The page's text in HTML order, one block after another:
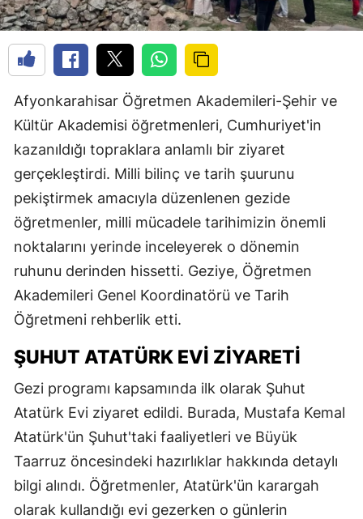
Afyonkarahisar Öğretmen Akademileri-Şehir ve
Kültür Akademisi öğretmenleri, Cumhuriyet'in
kazanıldığı topraklara anlamlı bir ziyaret
gerçekleştirdi. Milli bilinç ve tarih şuurunu
pekiştirmek amacıyla düzenlenen gezide
öğretmenler, milli mücadele tarihimizin önemli
noktalarını yerinde inceleyerek o dönemin
ruhunu derinden hissetti. Geziye, Öğretmen
Akademileri Genel Koordinatörü ve Tarih
Öğretmeni rehberlik etti.
ŞUHUT ATATÜRK EVI ZIYARETI
Gezi programı kapsamında ilk olarak Şuhut
Atatürk Evi ziyaret edildi. Burada, Mustafa Kemal
Atatürk'ün Şuhut'taki faaliyetleri ve Büyük
Taarruz öncesindeki hazırlıklar hakkında detaylı
bilgi alındı. Öğretmenler, Atatürk'ün karargah
olarak kullandığı evi gezerken o günlerin